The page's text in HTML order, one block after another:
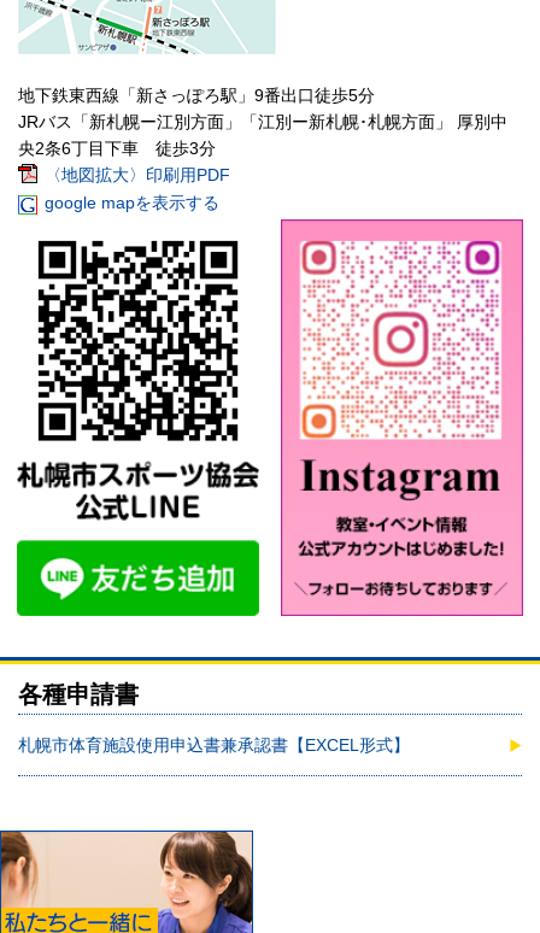
地下鉄東西線「新さっぽろ駅」9番出口徒歩5分
JRバス「新札幌ー江別方面」「江別ー新札幌･札幌方面」 厚別中
央2条6丁目下車 徒歩3分
〈地図拡大〉印刷用PDF
google mapを表示する
各種申請書
札幌市体育施設使用申込書兼承認書【EXCEL形式】